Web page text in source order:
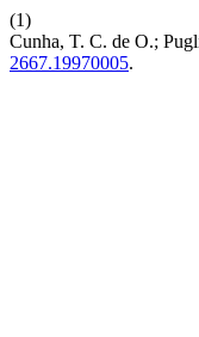
(1)
Cunha, T. C. de O.;
2667.19970005.